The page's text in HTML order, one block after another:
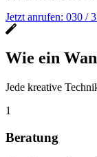
Jetzt anrufen: 030 /
Wie ein
Jede kreative
1
Beratung